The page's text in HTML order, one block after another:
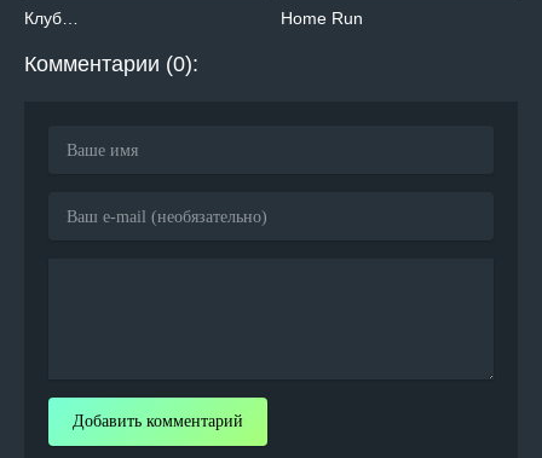
Клуб… Home Run
Комментарии (0):
Добавить комментарий